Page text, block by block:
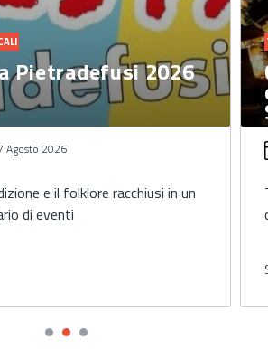
Pietradefusi 2026
Agosto 2026
e il folklore racchiusi in un
di eventi